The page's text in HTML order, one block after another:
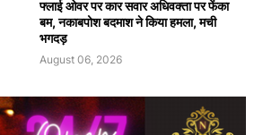
फ्लाई ओवर पर कार सवार अधिवक्ता पर फेंका
बम, नकाबपोश बदमाश ने किया हमला, मची
भगदड़
August 06, 2026